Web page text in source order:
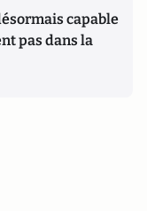
capable
pas dans la